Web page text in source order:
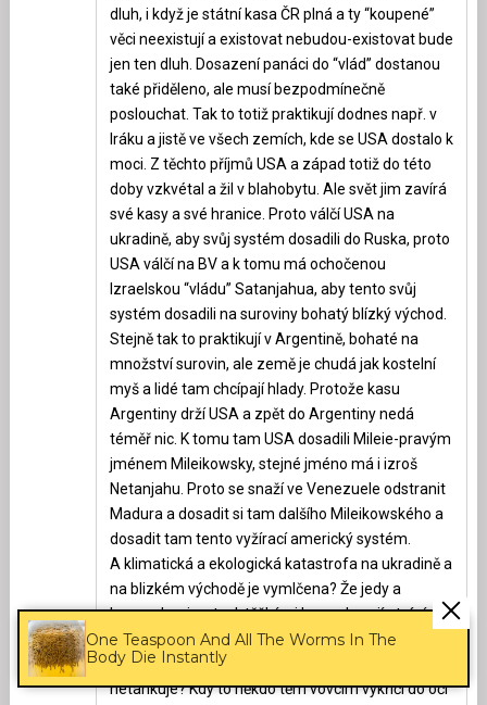
dluh, i když je státní kasa ČR plná a ty “koupené”
věci neexistují a existovat nebudou-existovat bude
jen ten dluh. Dosazení panáci do “vlád” dostanou
také přiděleno, ale musí bezpodmínečně
poslouchat. Tak to totiž praktikují dodnes např. v
Iráku a jistě ve všech zemích, kde se USA dostalo k
moci. Z těchto příjmů USA a západ totiž do této
doby vzkvétal a žil v blahobytu. Ale svět jim zavírá
své kasy a své hranice. Proto válčí USA na
ukradině, aby svůj systém dosadili do Ruska, proto
USA válčí na BV a k tomu má ochočenou
Izraelskou “vládu” Satanjahua, aby tento svůj
systém dosadili na suroviny bohatý blízký východ.
Stejně tak to praktikují v Argentině, bohaté na
množství surovin, ale země je chudá jak kostelní
myš a lidé tam chcípají hlady. Protože kasu
Argentiny drží USA a zpět do Argentiny nedá
téměř nic. K tomu tam USA dosadili Mileie-pravým
jménem Mileikowsky, stejné jméno má i izroš
Netanjahu. Proto se snaží ve Venezuele odstranit
Madura a dosadit si tam dalšího Mileikowského a
dosadit tam tento vyžírací americký systém.
A klimatická a ekologická katastrofa na ukradině a
na blizkém východě je vymlčena? Že jedy a
hromadami mrtvol, těžkými kovy, chemií otráví
ukradinu a blízkovýchodní vodu, půdu, vzduch,
moře i celé východní středomoří i Egypt, je
netankuje? Kdy to někdo těm vovcím vykřičí do očí
One Teaspoon And All The Worms In The
Body Die Instantly